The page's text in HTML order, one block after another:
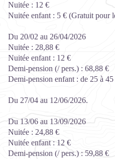
Nuitée : 12 €
Nuitée enfant : 5 € (Gratuit pour
Du 20/02 au 26/04/2026
Nuitée : 28,88 €
Nuitée enfant : 12 €
Demi-pension (/ pers.) : 68,88 €
Demi-pension enfant : de 25 à 45
Du 27/04 au 12/06/2026.
Du 13/06 au 13/09/2026
Nuitée : 24,88 €
Nuitée enfant : 12 €
Demi-pension (/ pers.) : 59,88 €